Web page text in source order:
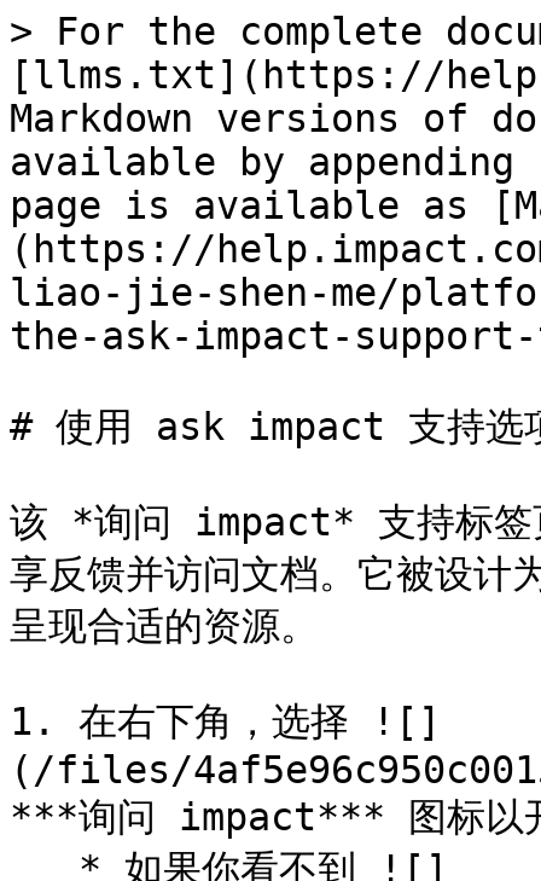
> For the complete
[llms.txt](https://
Markdown versions of
available by
page is available as
(https://
liao-jie-shen-me/
the-ask-impact-
# 使用 ask impact 支持选
该 *询问 impact* 支持标签
享反馈并访问文档。它被设计
呈现合适的资源。
1. 在右下角，选择 ![]
(/files/
***询问 impact*** 图标以